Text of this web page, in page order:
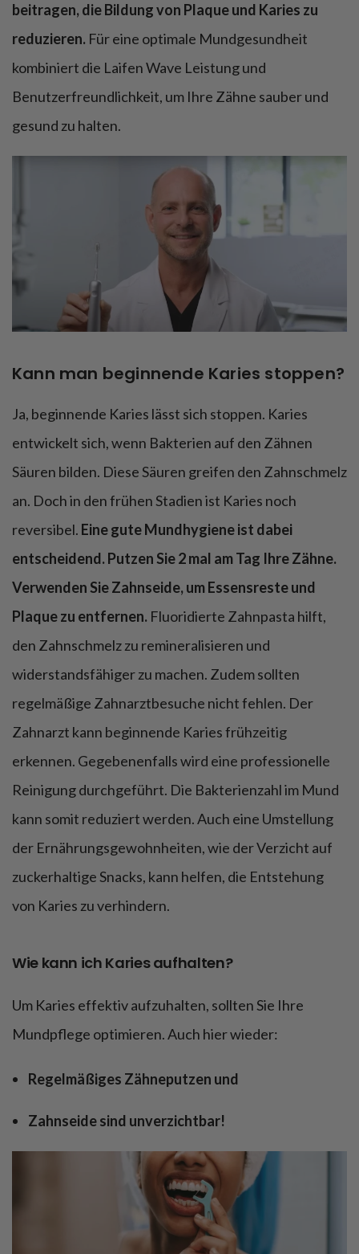
beitragen, die Bildung von Plaque und Karies zu
reduzieren. Für eine optimale Mundgesundheit
kombiniert die Laifen Wave Leistung und
Benutzerfreundlichkeit, um Ihre Zähne sauber und
gesund zu halten.
Kann man beginnende Karies stoppen?
Ja, beginnende Karies lässt sich stoppen. Karies
entwickelt sich, wenn Bakterien auf den Zähnen
Säuren bilden. Diese Säuren greifen den Zahnschmelz
an. Doch in den frühen Stadien ist Karies noch
reversibel. Eine gute Mundhygiene ist dabei
entscheidend. Putzen Sie 2 mal am Tag Ihre Zähne.
Verwenden Sie Zahnseide, um Essensreste und
Plaque zu entfernen. Fluoridierte Zahnpasta hilft,
den Zahnschmelz zu remineralisieren und
widerstandsfähiger zu machen. Zudem sollten
regelmäßige Zahnarztbesuche nicht fehlen. Der
Zahnarzt kann beginnende Karies frühzeitig
erkennen. Gegebenenfalls wird eine professionelle
Reinigung durchgeführt. Die Bakterienzahl im Mund
kann somit reduziert werden. Auch eine Umstellung
der Ernährungsgewohnheiten, wie der Verzicht auf
zuckerhaltige Snacks, kann helfen, die Entstehung
von Karies zu verhindern.
Wie kann ich Karies aufhalten?
Um Karies effektiv aufzuhalten, sollten Sie Ihre
Mundpflege optimieren. Auch hier wieder:
Regelmäßiges Zähneputzen und
Zahnseide sind unverzichtbar!